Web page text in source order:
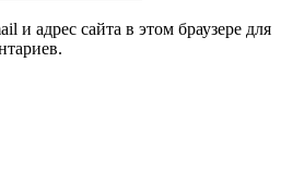
и адрес сайта в этом браузере для